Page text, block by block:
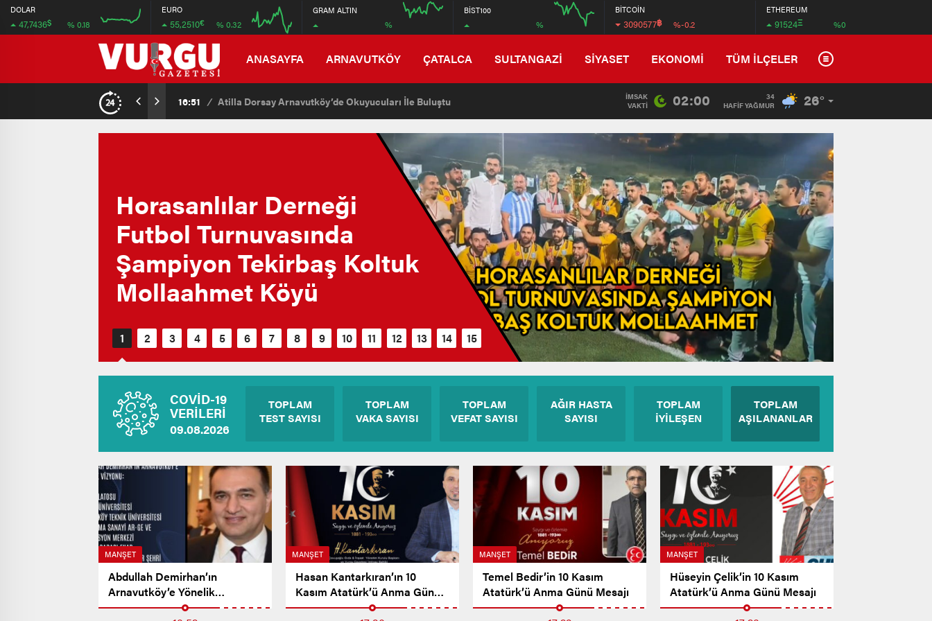
DOLAR
47,7436$ % 0.18
16:00 20:00
47.676
EURO
55,2510€ % 0.32
55.16
GRAM ALTIN
%
6608
BİST100
%
BİTCOİN
3090577฿ %-0.2
ETHEREUM
91524Ξ %0
ANASAYFA ARNAVUTKÖY ÇATALCA SULTANGAZİ SİYASET EKONOMİ TÜM İLÇELER
15:07 / Kaçak Yapılmak İstenen Lojistik Deposunu Belediye Ekipleri Yıktı
İMSAK
VAKTI
02:00
34
HAFİF YAĞMUR
26°
Horasanlılar Derneği
Futbol Turnuvasında
Şampiyon Tekirbaş Koltuk
Mollaahmet Köyü
COVİD-19
VERİLERİ
09.08.2026
TOPLAM
TEST SAYISI
TOPLAM
VAKA SAYISI
TOPLAM
VEFAT SAYISI
AĞIR HASTA
SAYISI
TOPLAM
İYİLEŞEN
TOPLAM
AŞILANANLAR
MANŞET
Abdullah Demirhan’ın
Arnavutköy’e Yönelik
Vizyonu…
MANŞET
Hasan Kantarkıran’ın 10
Kasım Atatürk’ü Anma Günü
Mesajı
MANŞET
Temel Bedir’in 10 Kasım
Atatürk’ü Anma Günü Mesajı
MANŞET
Hüseyin Çelik’in 10 Kasım
Atatürk’ü Anma Günü Mesajı